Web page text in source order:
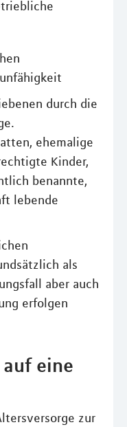
durch die
ehemalige
Kinder,
benannte,
lebende
als
aber auch
erfolgen
eine
zur